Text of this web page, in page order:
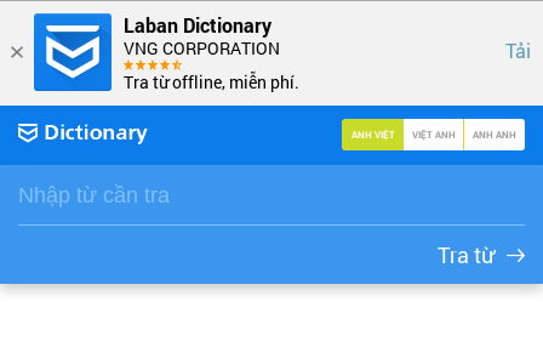
Laban Dictionary
VNG CORPORATION
Tra từ offline, miễn phí.
Tải
ANH VIỆT VIỆT ANH ANH ANH
Tra từ